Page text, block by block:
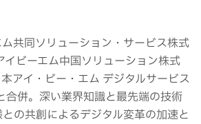
共同ソリューション・サービス株式
イビーエム中国ソリューション株式
アイ・ビー・エム デジタルサービス
合併。深い業界知識と最先端の技術
の共創によるデジタル変革の加速と